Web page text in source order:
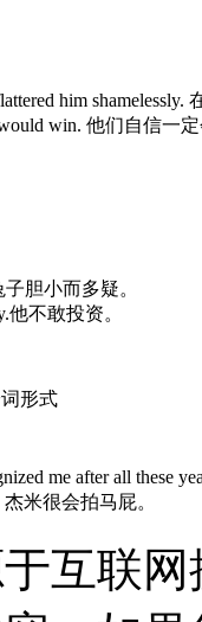
him
would win. 他们自信一
子胆小而多疑。
他不敢投资。
形式
me after all
杰米很会拍马屁。
互联